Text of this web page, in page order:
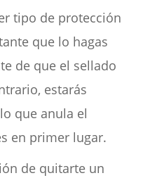
tipo de protección
que lo hagas
de que el sellado
estarás
que anula el
en primer lugar.
de quitarte un